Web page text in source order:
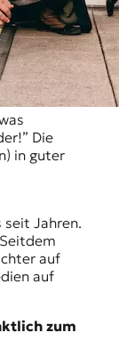
Die
in guter
seit Jahren.
auf
auf
zum